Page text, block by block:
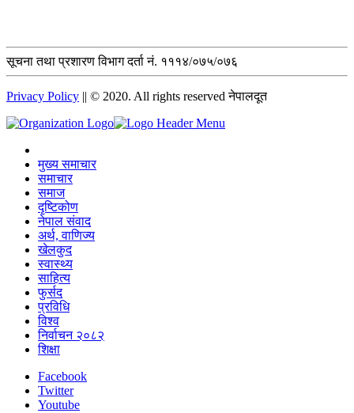
सूचना तथा प्रशारण विभाग दर्ता नं. १११४/०७५/०७६
Privacy Policy || © 2020. All rights reserved नेपालदूत
मुख्य समाचार
समाचार
समाज
दृष्टिकोण
नेपाल संवाद
अर्थ, वाणिज्य
खेलकुद
स्वास्थ्य
साहित्य
फुर्सद
प्रविधि
विश्व
निर्वाचन २०८२
शिक्षा
Facebook
Twitter
Youtube